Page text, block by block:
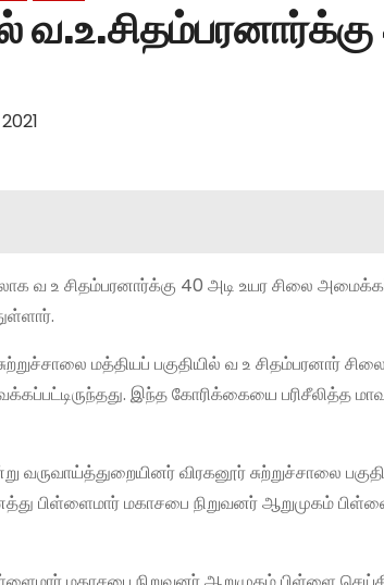
வ உ சிதம்பரனார்க்கு 40 அடி உயர சிலை
மத்தியப் பகுதியில் வ உ
இந்த கோரிக்கையை
வருவாய்த்துறையினர் விரகனூர் சுற்றுச்சாலை
பிள்ளைமார் மகாசபை நிறுவனர் ஆறுமுகம்